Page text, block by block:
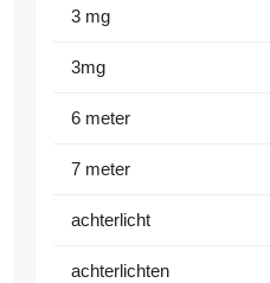
3 mg
3mg
6 meter
7 meter
achterlicht
achterlichten